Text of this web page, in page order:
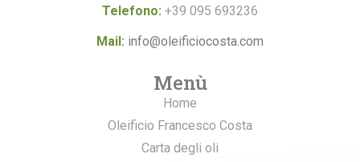
Telefono: +39 095 693236
Mail: info@oleificiocosta.com
Menù
Home
Oleificio Francesco Costa
Carta degli oli